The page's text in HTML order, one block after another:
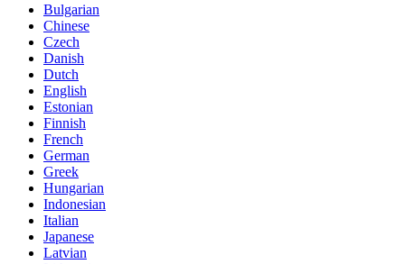
Bulgarian
Chinese
Czech
Danish
Dutch
English
Estonian
Finnish
French
German
Greek
Hungarian
Indonesian
Italian
Japanese
Latvian